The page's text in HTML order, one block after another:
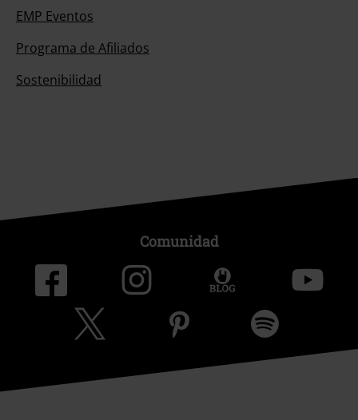
EMP Eventos
Programa de Afiliados
Sostenibilidad
Comunidad